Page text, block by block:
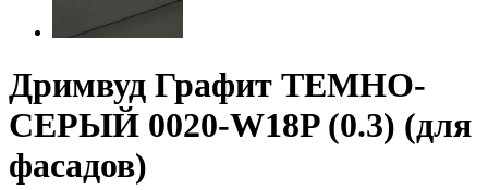
Дримвуд Графит ТЕМНО-
СЕРЫЙ 0020-W18P (0.3) (для
фасадов)